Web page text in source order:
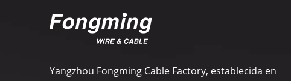
Yangzhou Fongming Cable Factory, establecida en